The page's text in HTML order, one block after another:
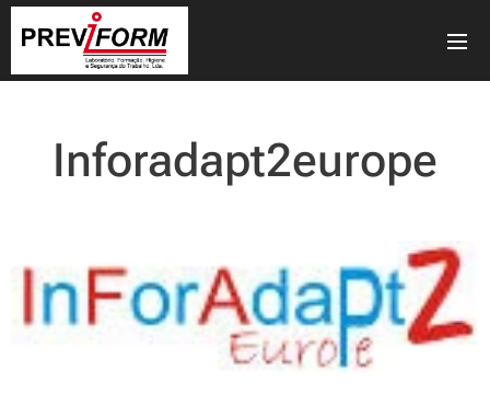
Inforadapt2europe